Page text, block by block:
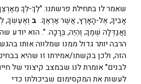
שאמר לו בתחילת פרשתנו: "לֶךְ-לְךָ
אָבִיךָ, אֶל-הָאָרֶץ, אֲשֶׁר אַרְאֶךָּ. ב וְאֶעֶשְׂךָ,
וַאֲגַדְּלָה שְׁמֶךָ; וֶהְיֵה, בְּרָכָה. ". הוא יודע
הרבה יותר גדול ממנו שמלווה אותו
הזה, ולכן בקשתו/אמירתו זו שהיא
לבנים" אומרת לנו שבמצב קיצוני של
לעשות את המקסימום שביכולתו כדי